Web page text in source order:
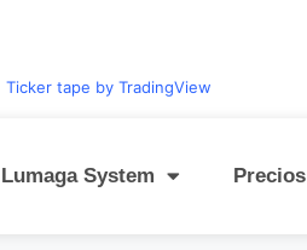
Ticker tape by TradingView
Lumaga System Precios